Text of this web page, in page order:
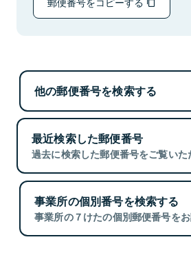
他の郵便番号を検索する
最近検索した郵便番号
過去に検索した郵便番号をご覧いた
事業所の個別番号を検索する
事業所の７けたの個別郵便番号をお